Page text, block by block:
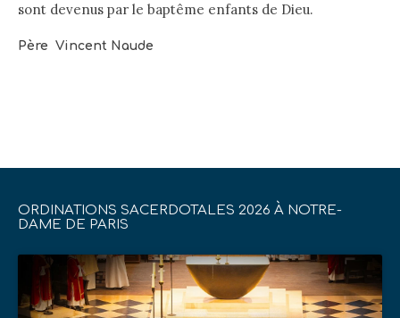
sont devenus par le baptême enfants de Dieu.
Père Vincent Naude
ORDINATIONS SACERDOTALES 2026 À NOTRE-
DAME DE PARIS